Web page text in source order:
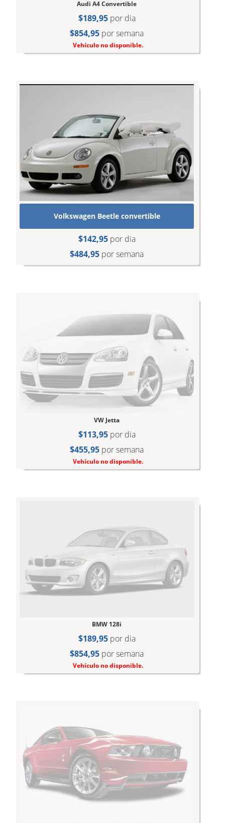
Audi A4 Convertible
$189,95por dia
$854,95 por semana
Vehículo no disponible.
Volkswagen Beetle convertible
$142,95por dia
$484,95 por semana
VW Jetta
$113,95por dia
$455,95 por semana
Vehículo no disponible.
BMW 128i
$189,95por dia
$854,95 por semana
Vehículo no disponible.